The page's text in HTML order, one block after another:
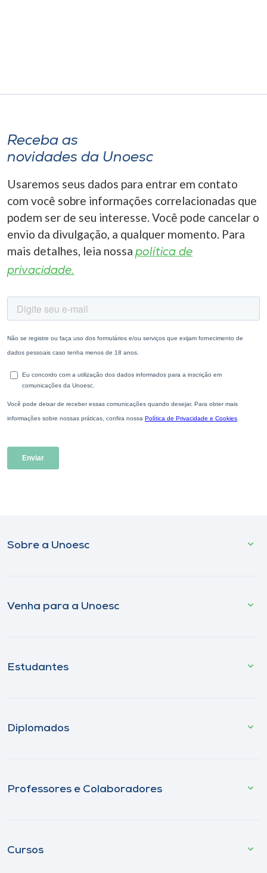
Receba as
novidades da Unoesc
Usaremos seus dados para entrar em contato
com você sobre informações correlacionadas que
podem ser de seu interesse. Você pode cancelar o
envio da divulgação, a qualquer momento. Para
mais detalhes, leia nossa política de
privacidade.
Sobre a Unoesc
Venha para a Unoesc
Estudantes
Diplomados
Professores e Colaboradores
Cursos